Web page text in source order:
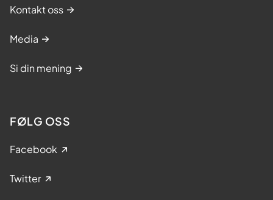
Kontakt oss
Media
Si din mening
FØLG OSS
Facebook
Twitter